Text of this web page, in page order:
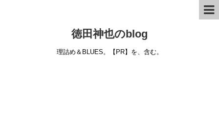
徳田神也のblog
理詰め＆BLUES。【PR】を、含む。